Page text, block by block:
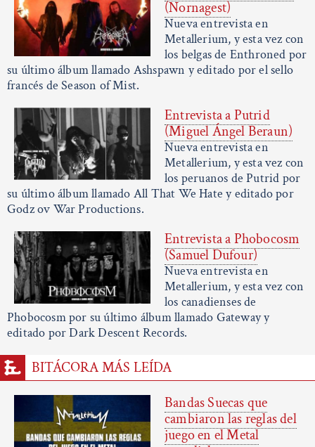
(Nornagest)
Nueva entrevista en
Metallerium, y esta vez con
los belgas de Enthroned por
su último álbum llamado Ashspawn y editado por el sello
francés de Season of Mist.
Entrevista a Putrid
(Miguel Ángel Beraun)
Nueva entrevista en
Metallerium, y esta vez con
los peruanos de Putrid por
su último álbum llamado All That We Hate y editado por
Godz ov War Productions.
Entrevista a Phobocosm
(Samuel Dufour)
Nueva entrevista en
Metallerium, y esta vez con
los canadienses de
Phobocosm por su último álbum llamado Gateway y
editado por Dark Descent Records.
BITÁCORA MÁS LEÍDA
Bandas Suecas que
cambiaron las reglas del
juego en el Metal